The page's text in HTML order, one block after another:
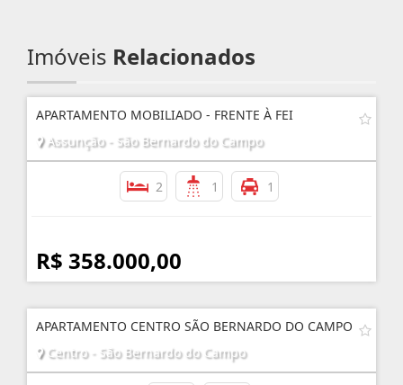
Imóveis Relacionados
APARTAMENTO MOBILIADO - FRENTE À FEI
Assunção - São Bernardo do Campo
2 1 1
R$ 358.000,00
APARTAMENTO CENTRO SÃO BERNARDO DO CAMPO
Centro - São Bernardo do Campo